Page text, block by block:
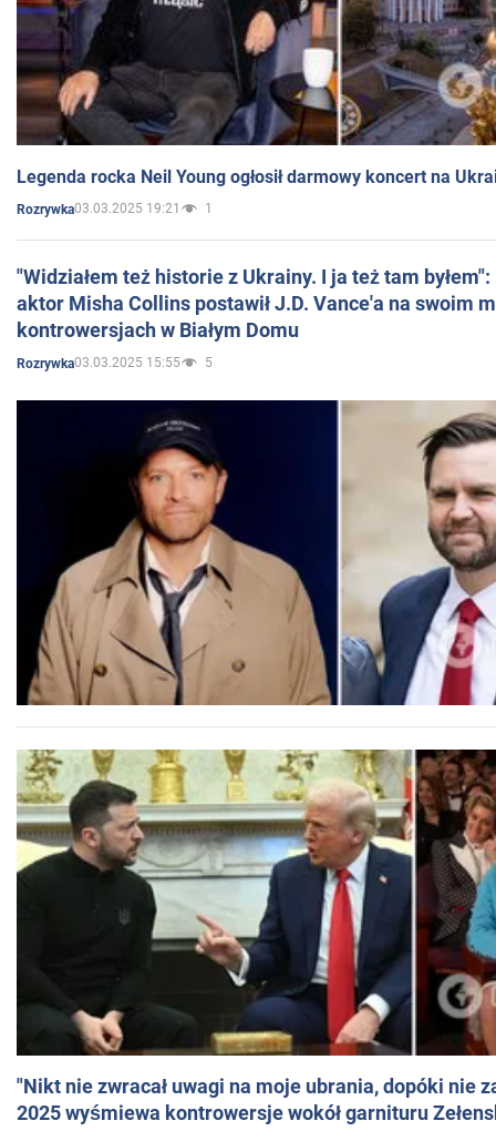
Legenda rocka Neil Young ogłosił darmowy koncert na
Rozrywka03.03.2025 19:21 1
"Widziałem też historie z Ukrainy. I ja też tam
aktor Misha Collins postawił J.D. Vance'a na swoim
kontrowersjach w Białym Domu
Rozrywka03.03.2025 15:55 5
"Nikt nie zwracał uwagi na moje ubrania, dopóki nie
2025 wyśmiewa kontrowersje wokół garnituru